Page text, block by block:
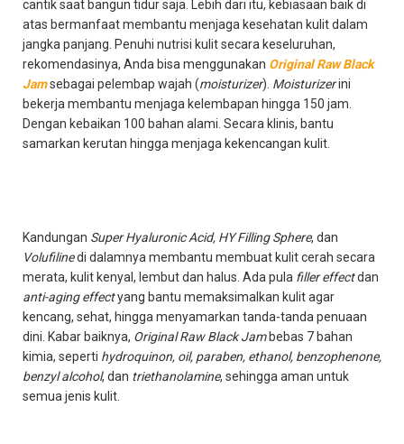
cantik saat bangun tidur saja. Lebih dari itu, kebiasaan baik di
atas bermanfaat membantu menjaga kesehatan kulit dalam
jangka panjang. Penuhi nutrisi kulit secara keseluruhan,
rekomendasinya, Anda bisa menggunakan Original Raw Black
Jamsebagai pelembap wajah (moisturizer). Moisturizerini
bekerja membantu menjaga kelembapan hingga 150 jam.
Dengan kebaikan 100 bahan alami. Secara klinis, bantu
samarkan kerutan hingga menjaga kekencangan kulit.
Kandungan Super Hyaluronic Acid, HY Filling Sphere, dan
Volufilinedi dalamnya membantu membuat kulit cerah secara
merata, kulit kenyal, lembut dan halus. Ada pula filler effectdan
anti-aging effectyang bantu memaksimalkan kulit agar
kencang, sehat, hingga menyamarkan tanda-tanda penuaan
dini. Kabar baiknya, Original Raw Black Jambebas 7 bahan
kimia, seperti hydroquinon, oil, paraben, ethanol, benzophenone,
benzyl alcohol, dan triethanolamine, sehingga aman untuk
semua jenis kulit.